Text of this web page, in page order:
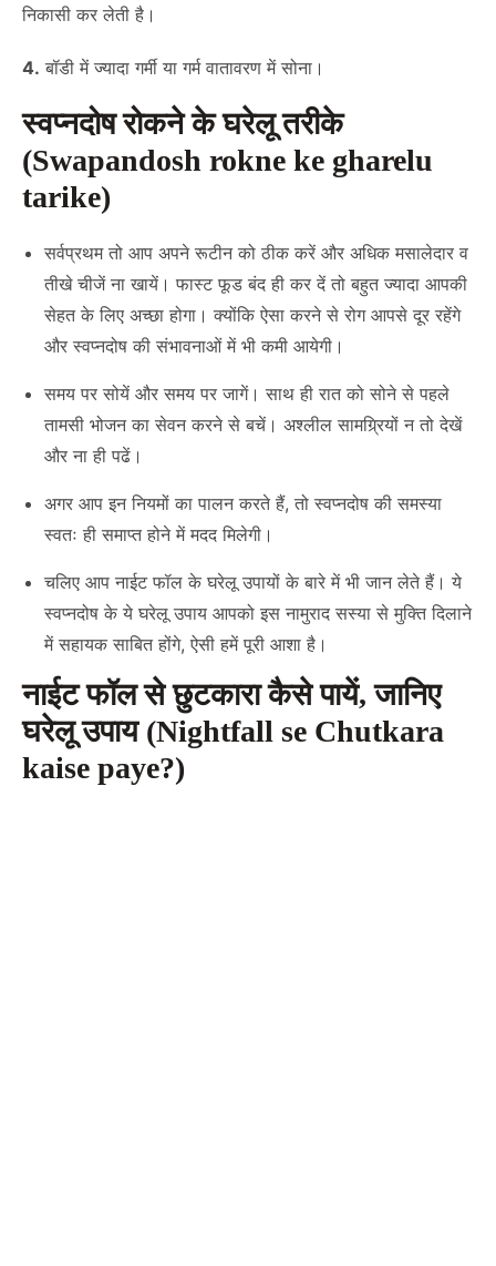
निकासी कर लेती है।
4. बॉडी में ज्यादा गर्मी या गर्म वातावरण में सोना।
स्वप्नदोष रोकने के घरेलू तरीके
(Swapandosh rokne ke gharelu
tarike)
सर्वप्रथम तो आप अपने रूटीन को ठीक करें और अधिक मसालेदार व
तीखे चीजें ना खायें। फास्ट फूड बंद ही कर दें तो बहुत ज्यादा आपकी
सेहत के लिए अच्छा होगा। क्योंकि ऐसा करने से रोग आपसे दूर रहेंगे
और स्वप्नदोष की संभावनाओं में भी कमी आयेगी।
समय पर सोयें और समय पर जागें। साथ ही रात को सोने से पहले
तामसी भोजन का सेवन करने से बचें। अश्लील सामग्र्रियों न तो देखें
और ना ही पढें।
अगर आप इन नियमों का पालन करते हैं, तो स्वप्नदोष की समस्या
स्वतः ही समाप्त होने में मदद मिलेगी।
चलिए आप नाईट फॉल के घरेलू उपायों के बारे में भी जान लेते हैं। ये
स्वप्नदोष के ये घरेलू उपाय आपको इस नामुराद सस्या से मुक्ति दिलाने
में सहायक साबित होंगे, ऐसी हमें पूरी आशा है।
नाईट फॉल से छुटकारा कैसे पायें, जानिए
घरेलू उपाय (Nightfall se Chutkara
kaise paye?)